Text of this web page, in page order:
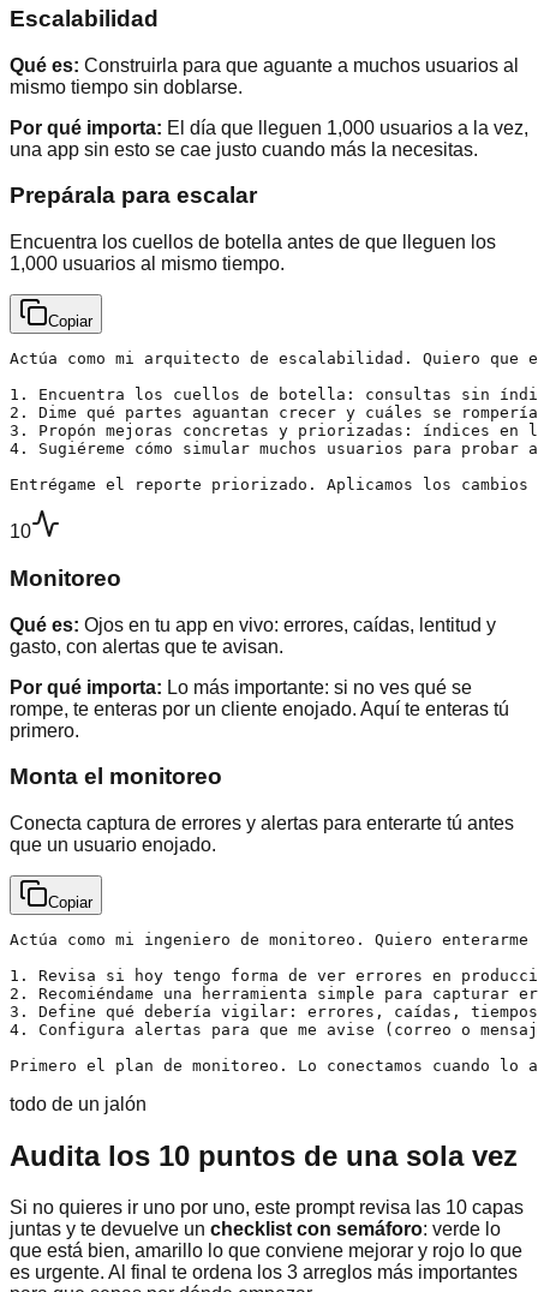
Escalabilidad
Qué es: Construirla para que aguante a muchos usuarios al
mismo tiempo sin doblarse.
Por qué importa: El día que lleguen 1,000 usuarios a la vez,
una app sin esto se cae justo cuando más la necesitas.
Prepárala para escalar
Encuentra los cuellos de botella antes de que lleguen los
1,000 usuarios al mismo tiempo.
Copiar
Actúa como mi arquitecto de escalabilidad. Quiero que
1. Encuentra los cuellos de botella: consultas sin
2. Dime qué partes aguantan crecer y cuáles se
3. Propón mejoras concretas y priorizadas: índices en
4. Sugiéreme cómo simular muchos usuarios para probar
Entrégame el reporte priorizado. Aplicamos los cambios
10
Monitoreo
Qué es: Ojos en tu app en vivo: errores, caídas, lentitud y
gasto, con alertas que te avisan.
Por qué importa: Lo más importante: si no ves qué se
rompe, te enteras por un cliente enojado. Aquí te enteras tú
primero.
Monta el monitoreo
Conecta captura de errores y alertas para enterarte tú antes
que un usuario enojado.
Copiar
Actúa como mi ingeniero de monitoreo. Quiero
1. Revisa si hoy tengo forma de ver errores en
2. Recomiéndame una herramienta simple para
3. Define qué debería vigilar: errores, caídas,
4. Configura alertas para que me avise (correo o
Primero el plan de monitoreo. Lo conectamos cuando lo
todo de un jalón
Audita los 10 puntos de una sola vez
Si no quieres ir uno por uno, este prompt revisa las 10 capas
juntas y te devuelve un checklist con semáforo: verde lo
que está bien, amarillo lo que conviene mejorar y rojo lo que
es urgente. Al final te ordena los 3 arreglos más importantes